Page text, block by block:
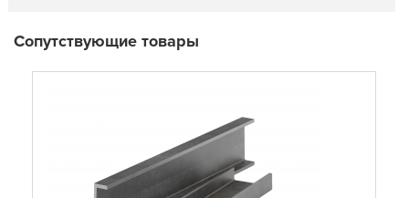
Сопутствующие товары